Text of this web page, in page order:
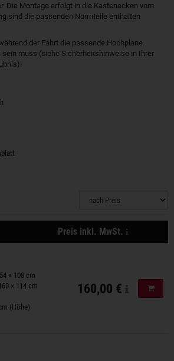
Die Montage erfolgt in die Kastenecken vom
sind die passenden Normteile enthalten
der Fahrt die passende Hochplane
muss (siehe Sicherheitshinweise in Ihrer
Preis inkl. MwSt.
Aktionen
× 108 cm
× 114 cm
(Höhe)
160,00 €